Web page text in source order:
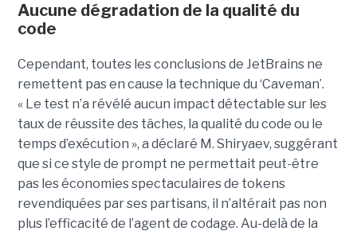
Aucune dégradation de la qualité du
code
Cependant, toutes les conclusions de JetBrains ne
remettent pas en cause la technique du ‘Caveman’.
« Le test n’a révélé aucun impact détectable sur les
taux de réussite des tâches, la qualité du code ou le
temps d’exécution », a déclaré M. Shiryaev, suggérant
que si ce style de prompt ne permettait peut-être
pas les économies spectaculaires de tokens
revendiquées par ses partisans, il n’altérait pas non
plus l’efficacité de l’agent de codage. Au-delà de la